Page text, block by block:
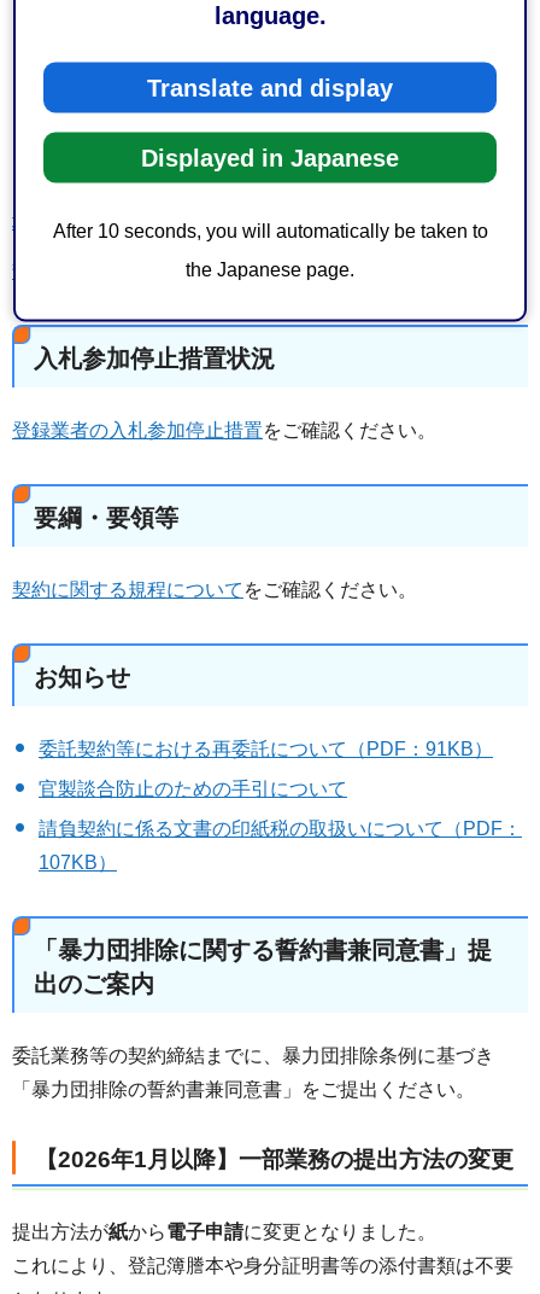
language.
Translate and display
Displayed in Japanese
After 10 seconds, you will automatically be taken to
the Japanese page.
令和7年9月（追加）（PDF：53KB）
令和7年10月（追加）（PDF：67KB）
令和7年10月（追加）（PDF：75KB）
地方自治法施行令（抄）（PDF：293KB）
静岡市契約規則（抄）（PDF：63KB）
入札参加停止措置状況
登録業者の入札参加停止措置をご確認ください。
要綱・要領等
契約に関する規程について をご確認ください。
お知らせ
委託契約等における再委託について（PDF：91KB）
官製談合防止のための手引について
請負契約に係る文書の印紙税の取扱いについて（PDF：
107KB）
「暴力団排除に関する誓約書兼同意書」提
出のご案内
委託業務等の契約締結までに、暴力団排除条例に基づき
「暴力団排除の誓約書兼同意書」をご提出ください。
【2026年1月以降】一部業務の提出方法の変更
提出方法が紙から電子申請に変更となりました。
これにより、登記簿謄本や身分証明書等の添付書類は不要